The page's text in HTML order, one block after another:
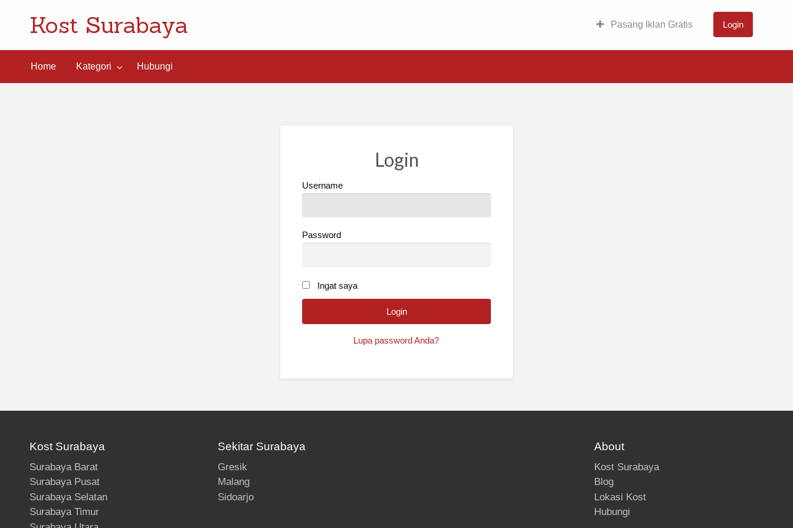
Kost Surabaya Pasang Iklan Gratis Login
Home Kategori Hubungi
Login
Username
Password
Ingat saya
Lupa password Anda?
Kost Surabaya
Surabaya Barat
Surabaya Pusat
Surabaya Selatan
Surabaya Timur
Sekitar Surabaya
Gresik
Malang
Sidoarjo
About
Kost Surabaya
Blog
Lokasi Kost
Hubungi